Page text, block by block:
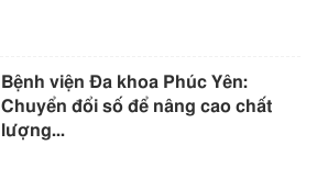
Bệnh viện Đa khoa Phúc Yên:
Chuyển đổi số để nâng cao chất
lượng...